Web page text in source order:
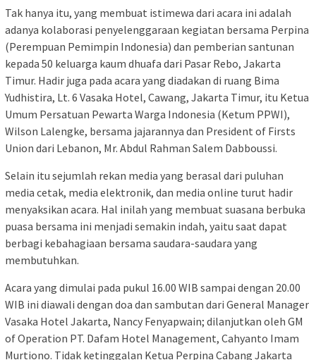
Tak hanya itu, yang membuat istimewa dari acara ini adalah
adanya kolaborasi penyelenggaraan kegiatan bersama Perpina
(Perempuan Pemimpin Indonesia) dan pemberian santunan
kepada 50 keluarga kaum dhuafa dari Pasar Rebo, Jakarta
Timur. Hadir juga pada acara yang diadakan di ruang Bima
Yudhistira, Lt. 6 Vasaka Hotel, Cawang, Jakarta Timur, itu Ketua
Umum Persatuan Pewarta Warga Indonesia (Ketum PPWI),
Wilson Lalengke, bersama jajarannya dan President of Firsts
Union dari Lebanon, Mr. Abdul Rahman Salem Dabboussi.
Selain itu sejumlah rekan media yang berasal dari puluhan
media cetak, media elektronik, dan media online turut hadir
menyaksikan acara. Hal inilah yang membuat suasana berbuka
puasa bersama ini menjadi semakin indah, yaitu saat dapat
berbagi kebahagiaan bersama saudara-saudara yang
membutuhkan.
Acara yang dimulai pada pukul 16.00 WIB sampai dengan 20.00
WIB ini diawali dengan doa dan sambutan dari General Manager
Vasaka Hotel Jakarta, Nancy Fenyapwain; dilanjutkan oleh GM
of Operation PT. Dafam Hotel Management, Cahyanto Imam
Murtiono. Tidak ketinggalan Ketua Perpina Cabang Jakarta